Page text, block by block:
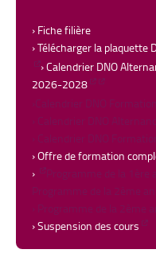
› Fiche filière
› Télécharger la plaquette
› Calendrier DNO
2026-2028
› Offre de formation
›
› Suspension des cours